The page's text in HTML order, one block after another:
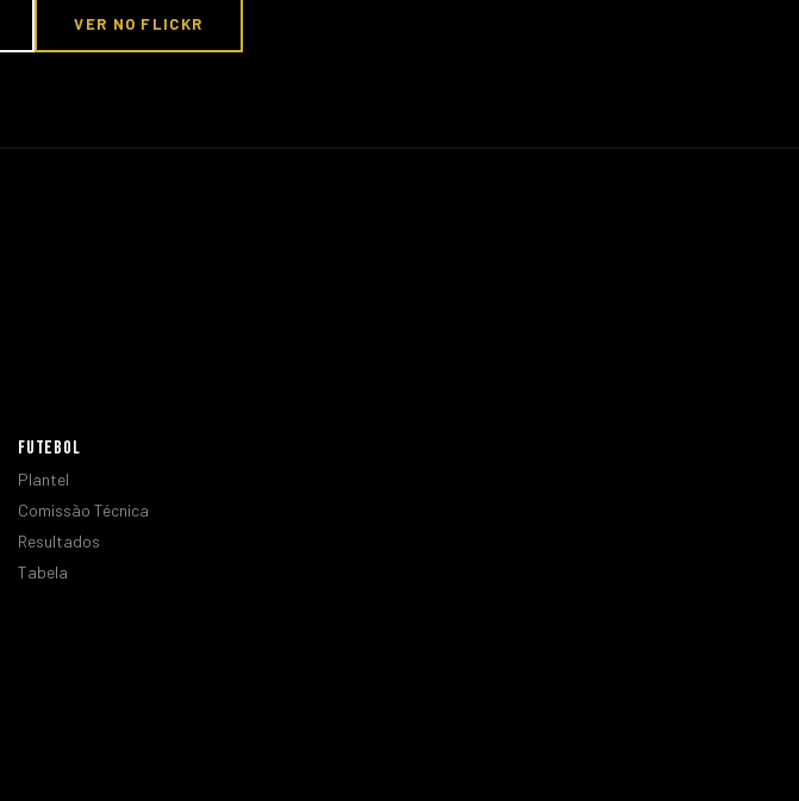
VER NO FLICKR
FUTEBOL
Plantel
Comissão Técnica
Resultados
Tabela